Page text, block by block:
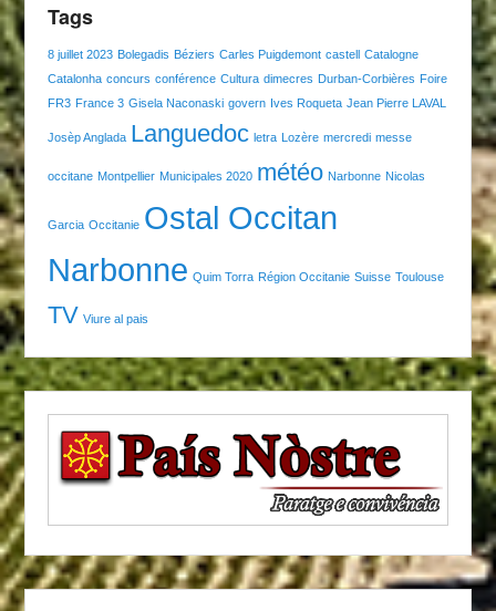
Tags
8 juillet 2023 Bolegadis Béziers Carles Puigdemont castell Catalogne
Catalonha concurs conférence Cultura dimecres Durban-Corbières Foire
FR3 France 3 Gisela Naconaski govern Ives Roqueta Jean Pierre LAVAL
Josèp Anglada Languedoc letra Lozère mercredi messe
occitane Montpellier Municipales 2020 météo Narbonne Nicolas
Garcia Occitanie Ostal Occitan
Narbonne Quim Torra Région Occitanie Suisse Toulouse
TV Viure al pais